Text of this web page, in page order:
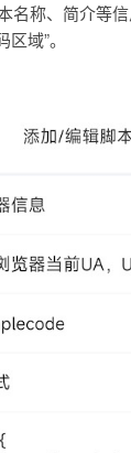
名称、简介等
域”。